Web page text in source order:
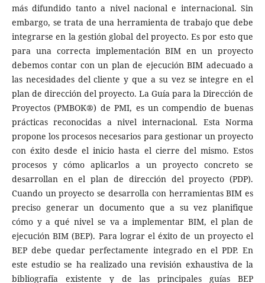
más difundido tanto a nivel nacional e internacional. Sin
embargo, se trata de una herramienta de trabajo que debe
integrarse en la gestión global del proyecto. Es por esto que
para una correcta implementación BIM en un proyecto
debemos contar con un plan de ejecución BIM adecuado a
las necesidades del cliente y que a su vez se integre en el
plan de dirección del proyecto. La Guía para la Dirección de
Proyectos (PMBOK®) de PMI, es un compendio de buenas
prácticas reconocidas a nivel internacional. Esta Norma
propone los procesos necesarios para gestionar un proyecto
con éxito desde el inicio hasta el cierre del mismo. Estos
procesos y cómo aplicarlos a un proyecto concreto se
desarrollan en el plan de dirección del proyecto (PDP).
Cuando un proyecto se desarrolla con herramientas BIM es
preciso generar un documento que a su vez planifique
cómo y a qué nivel se va a implementar BIM, el plan de
ejecución BIM (BEP). Para lograr el éxito de un proyecto el
BEP debe quedar perfectamente integrado en el PDP. En
este estudio se ha realizado una revisión exhaustiva de la
bibliografía existente y de las principales guías BEP